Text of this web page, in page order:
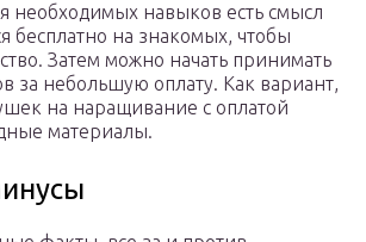
необходимых навыков есть смысл
бесплатно на знакомых, чтобы
Затем можно начать принимать
за небольшую оплату. Как вариант,
на наращивание с оплатой
материалы.